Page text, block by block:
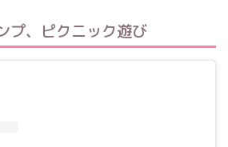
プ、ピクニック遊び